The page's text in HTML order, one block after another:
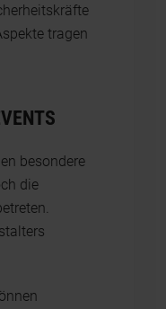
tragen
besondere
die